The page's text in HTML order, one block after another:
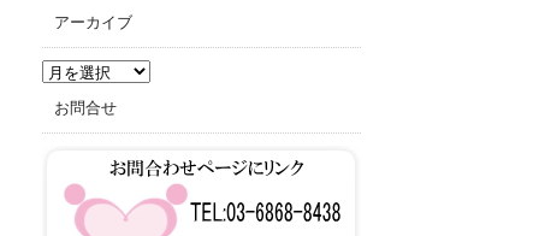
アーカイブ
ア
お問合せ